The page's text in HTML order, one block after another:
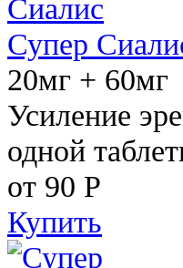
Супер
20мг + 60мг
Усиление
одной
от 90 Р
Купить